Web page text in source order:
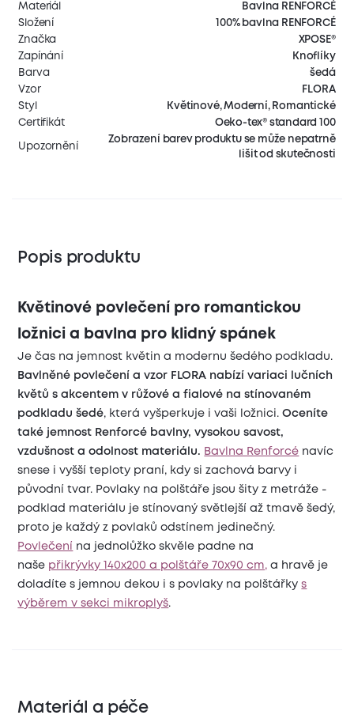
Materiál
Bavlna RENFORCÉ
Složení
100% bavlna RENFORCÉ
Značka
XPOSE®
Zapínání
Knoflíky
Barva
šedá
Vzor
FLORA
Styl
Květinové, Moderní, Romantické
Certifikát
Oeko-tex® standard 100
Upozornění
Zobrazení barev produktu se může nepatrně
lišit od skutečnosti
Popis produktu
Květinové povlečení pro romantickou
ložnici a bavlna pro klidný spánek
Je čas na jemnost květin a modernu šedého podkladu.
Bavlněné povlečení a vzor FLORA nabízí variaci lučních
květů s akcentem v růžové a fialové na stínovaném
podkladu šedé, která vyšperkuje i vaši ložnici.Oceníte
také jemnost Renforcé bavlny, vysokou savost,
vzdušnost a odolnost materiálu. Bavlna Renforcé navíc
snese i vyšší teploty praní, kdy si zachová barvy i
původní tvar. Povlaky na polštáře jsou šity z metráže -
podklad materiálu je stínovaný světlejší až tmavě šedý,
proto je každý z povlaků odstínem jedinečný.
Povlečení
na jednolůžko skvěle padne na
naše přikrývky 140x200 a polštáře 70x90 cm, a hravě je
doladíte s jemnou dekou i s povlaky na polštářkys
výběrem v sekci mikroplyš.
Materiál a péče